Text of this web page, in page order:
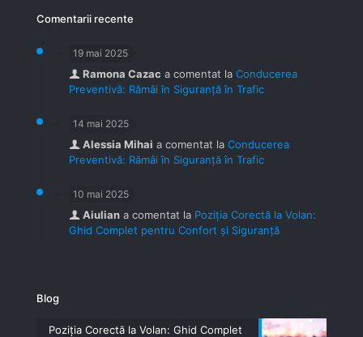
Comentarii recente
19 mai 2025
Ramona Cazac a comentat la Conducerea
Preventivă: Rămâi în Siguranță în Trafic
14 mai 2025
Alessia Mihai a comentat la Conducerea
Preventivă: Rămâi în Siguranță în Trafic
10 mai 2025
Aiulian a comentat la Poziția Corectă la Volan:
Ghid Complet pentru Confort și Siguranță
Blog
Poziția Corectă la Volan: Ghid Complet